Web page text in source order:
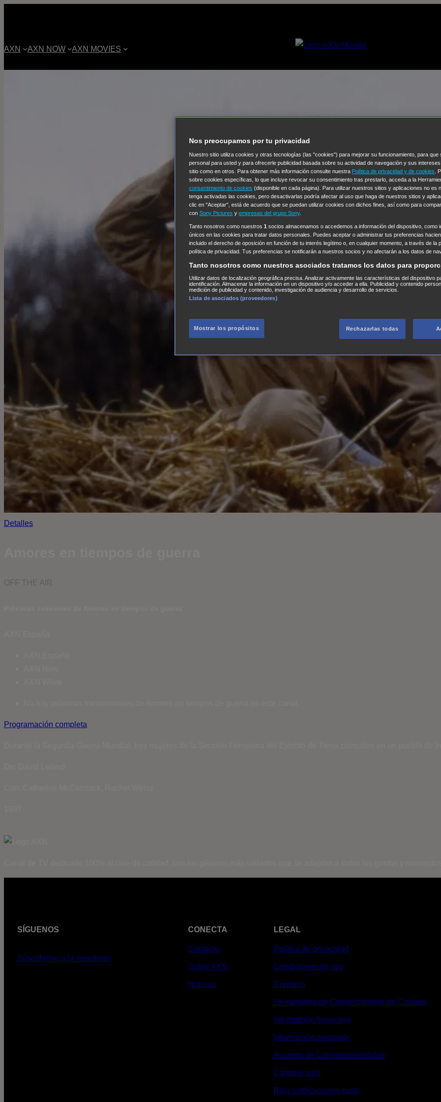
AXN AXN NOW AXN MOVIES
Detalles
OFF THE AIR
Programación completa
SÍGUENOS
Suscribirme a la newsletter
CONECTA
Contacto
Sobre AXN
Noticias
LEGAL
Política de privacidad
Condiciones de uso
Contacto
Herramienta de Consentimiento de Cookies
Información financiera
Información prestador
Acuerdo de Corresponsabilidad
Cambiar país
Baja notificaciones push
Nos preocupamos por tu privacidad
Nuestro sitio utiliza cookies y otras tecnologías (las "cookies") para mejorar su funcionamiento, para que
personal para usted y para ofrecerle publicidad basada sobre su actividad de navegación y sus
sitio como en otros. Para obtener más información consulte nuestra Política de privacidad y de cookies .
sobre cookies específicas, lo que incluye revocar su consentimiento tras prestarlo, acceda a la
consentimiento de cookies (disponible en cada página). Para utilizar nuestros sitios y aplicaciones no es
tenga activadas las cookies, pero desactivarlas podría afectar al uso que haga de nuestros sitios y
clic en "Aceptar", está de acuerdo que se puedan utilizar cookies con dichos fines, así como para
con Sony Pictures y empresas del grupo Sony.
Tanto nosotros como nuestros 1 socios almacenamos o accedemos a información del dispositivo, como
únicos en las cookies para tratar datos personales. Puedes aceptar o administrar tus preferencias
incluido el derecho de oposición en función de tu interés legítimo o, en cualquier momento, a través de la
política de privacidad. Tus preferencias se notificarán a nuestros socios y no afectarán a los datos de
Tanto nosotros como nuestros asociados tratamos los datos para
Utilizar datos de localización geográfica precisa. Analizar activamente las características del dispositivo
identificación. Almacenar la información en un dispositivo y/o acceder a ella. Publicidad y contenido
medición de publicidad y contenido, investigación de audiencia y desarrollo de servicios.
Lista de asociados (proveedores)
Mostrar los propósitos Rechazarlas todas